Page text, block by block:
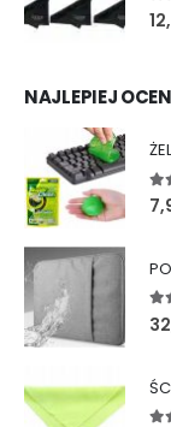
0
NAJLEPIEJ